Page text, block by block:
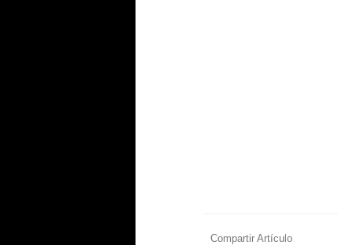
Compartir Artículo